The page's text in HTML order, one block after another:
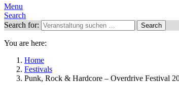
Menu
Search
Search for:
Search
You are here:
Home
Festivals
Punk, Rock & Hardcore – Overdrive Festival